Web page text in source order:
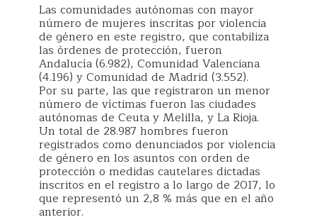
Las comunidades autónomas con mayor
número de mujeres inscritas por violencia
de género en este registro, que contabiliza
las órdenes de protección, fueron
Andalucía (6.982), Comunidad Valenciana
(4.196) y Comunidad de Madrid (3.552).
Por su parte, las que registraron un menor
número de víctimas fueron las ciudades
autónomas de Ceuta y Melilla, y La Rioja.
Un total de 28.987 hombres fueron
registrados como denunciados por violencia
de género en los asuntos con orden de
protección o medidas cautelares dictadas
inscritos en el registro a lo largo de 2017, lo
que representó un 2,8 % más que en el año
anterior.